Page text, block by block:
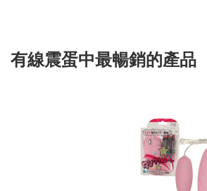
有線震蛋中最暢銷的產品